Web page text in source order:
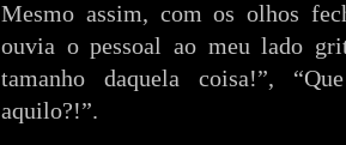
Mesmo assim, com os olhos
ouvia o pessoal ao meu lado
tamanho daquela coisa!”,
aquilo?!”.